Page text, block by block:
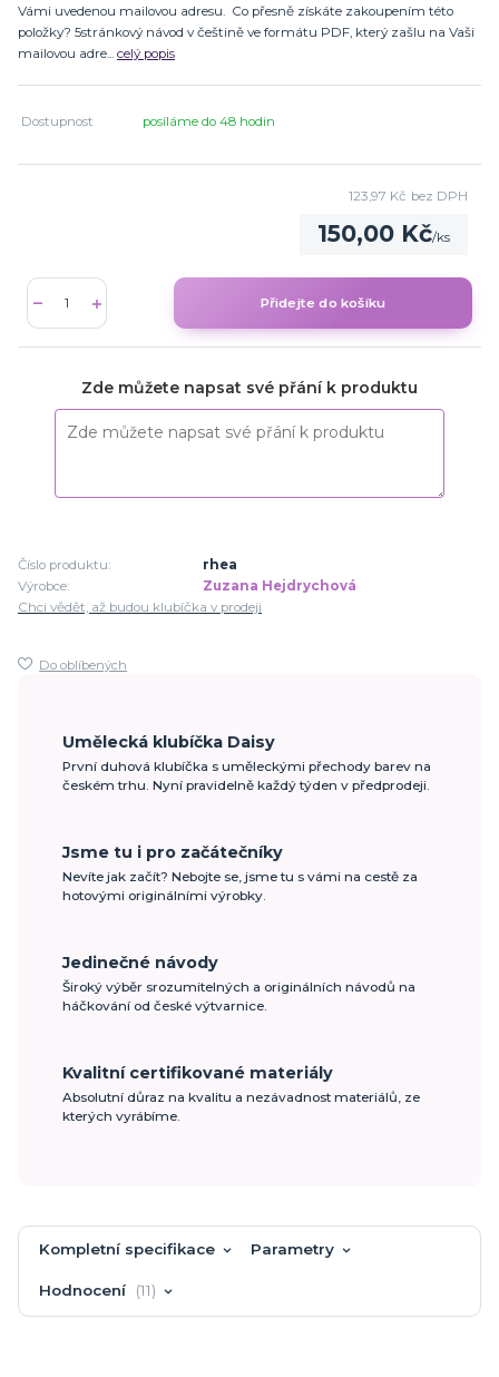
Vámi uvedenou mailovou adresu. Co přesně získáte zakoupením této
položky? 5stránkový návod v češtině ve formátu PDF, který zašlu na Vaši
mailovou adre... celý popis
Dostupnost posíláme do 48 hodin
150,00 Kč/ks
123,97 Kč bez DPH
Přidejte do košíku
Zde můžete napsat své přání k produktu
Číslo produktu:
rhea
Výrobce:
Zuzana Hejdrychová
Chci vědět, až budou klubíčka v prodeji
Do oblíbených
Umělecká klubíčka Daisy
První duhová klubíčka s uměleckými přechody barev na
českém trhu. Nyní pravidelně každý týden v předprodeji.
Jsme tu i pro začátečníky
Nevíte jak začít? Nebojte se, jsme tu s vámi na cestě za
hotovými originálními výrobky.
Jedinečné návody
Široký výběr srozumitelných a originálních návodů na
háčkování od české výtvarnice.
Kvalitní certifikované materiály
Absolutní důraz na kvalitu a nezávadnost materiálů, ze
kterých vyrábíme.
Kompletní specifikace Parametry
Hodnocení 11